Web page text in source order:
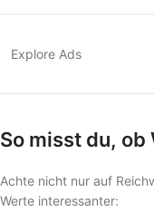
Explore Ads
So misst du,
Achte nicht nur auf
Werte interessanter: